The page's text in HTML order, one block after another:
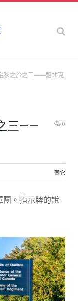
秋之旅之三——魁北克
三——
0
其它
團。指示牌的說